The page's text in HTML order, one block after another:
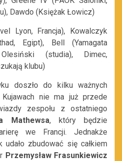
Dawdo (Księżak Łowicz)
Lyon, Francja), Kowalczyk
Egipt), Bell (Yamagata
(studia), Dimec,
klubu)
doszło do kilku ważnych
nie ma już przede
zespołu z ostatniego
Mathewsa, który będzie
we Francji. Jednakże
zbudować się całkiem
Przemysław Frasunkiewicz